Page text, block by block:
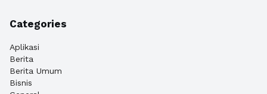
Categories
Aplikasi
Berita
Berita Umum
Bisnis